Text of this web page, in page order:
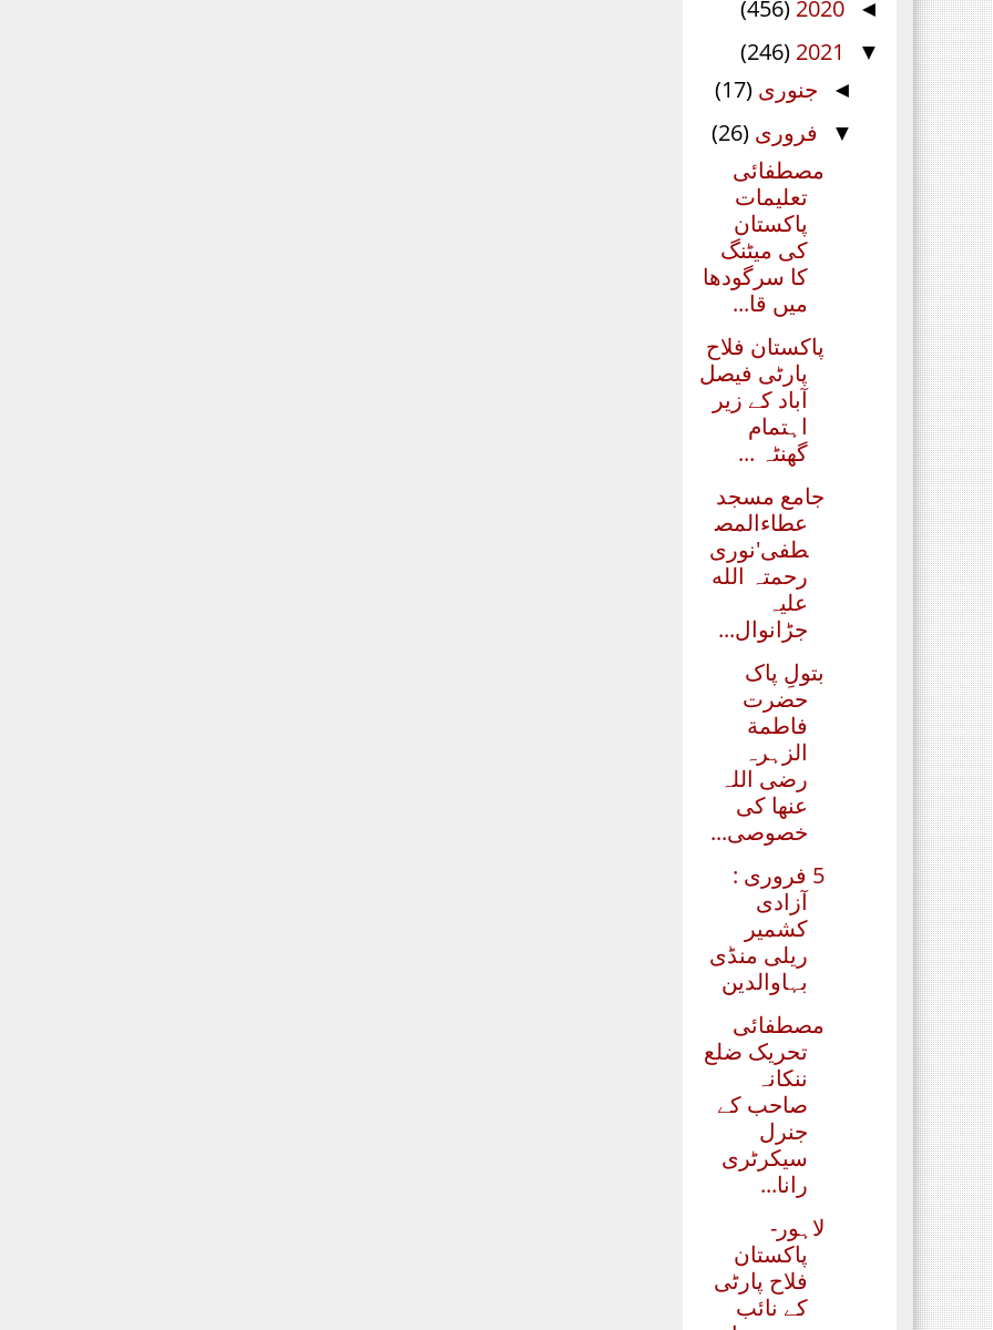
◄
2020
(456)
▼
2021
(246)
◄ جنوری (17)
▼ فروری (26)
مصطفائی
تعلیمات
پاکستان
کی میٹنگ
کا سرگودھا
میں قا...
پاکستان فلاح
پارٹی فیصل
آباد کے زیر
اہتمام
گھنٹہ ...
جامع مسجد
عطاءالمص
طفی'نوری
رحمتہ الله
علیہ
جڑانوال...
بتولِ پاک
حضرت
فاطمة
الزہرہ
رضی اللہ
عنھا کی
خصوصی...
5 فروری :
آزادی
کشمیر
ریلی منڈی
بہاوالدین
مصطفائی
تحریک ضلع
ننکانہ
صاحب کے
جنرل
سیکرٹری
رانا...
لاہور-
پاکستان
فلاح پارٹی
کے نائب